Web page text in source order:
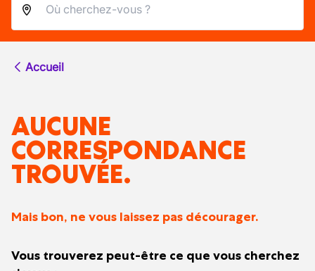
Accueil
AUCUNE
CORRESPONDANCE
TROUVÉE.
Mais bon, ne vous laissez pas décourager.
Vous trouverez peut-être ce que vous cherchez